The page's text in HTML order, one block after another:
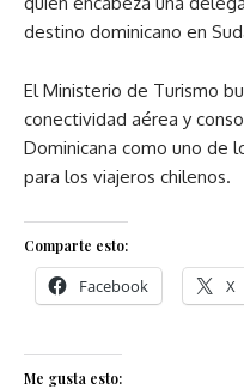
destino dominicano en
El Ministerio de Turismo
conectividad aérea y
Dominicana como uno de
para los viajeros chilenos.
Comparte esto:
Facebook X
Me gusta esto: